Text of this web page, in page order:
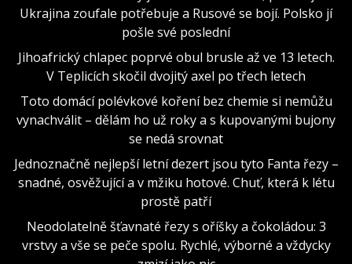
Ukrajina zoufale potřebuje a Rusové se bojí. Polsko jí
pošle své poslední
Jihoafrický chlapec poprvé obul brusle až ve 13 letech.
V Teplicích skočil dvojitý axel po třech letech
Toto domácí polévkové koření bez chemie si nemůžu
vynachválit – dělám ho už roky a s kupovanými bujony
se nedá srovnat
Jednoznačně nejlepší letní dezert jsou tyto Fanta řezy –
snadné, osvěžující a v mžiku hotové. Chuť, která k létu
prostě patří
Neodolatelně šťavnaté řezy s oříšky a čokoládou: 3
vrstvy a vše se peče spolu. Rychlé, výborné a vždycky